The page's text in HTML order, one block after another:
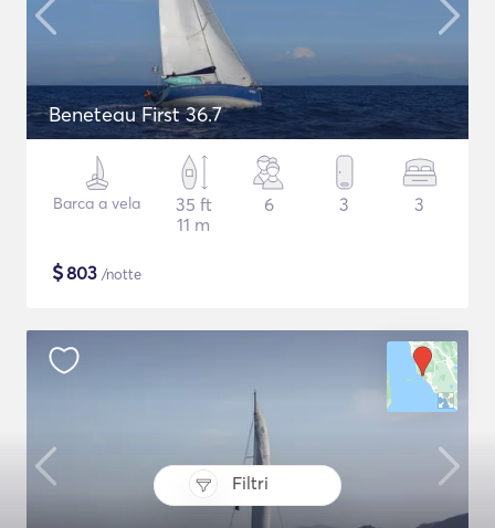
Filtri
Beneteau First 36.7
Barca a vela
35 ft
11 m
6 3 3
$803 /notte